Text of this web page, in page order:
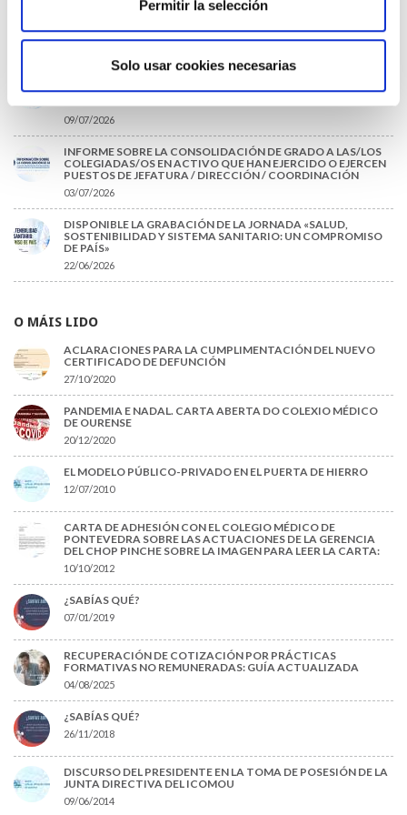
Permitir la selección
Solo usar cookies necesarias
EL AUMENTO DE PRIMAS A MUFACE NO MEJORA LAS
MUTUALISTAS
URGENTES ANTE LA SITUACIÓN CRÍTICA DEL SERVICIO DE
URGENCIAS DEL CHUO
09/07/2026
INFORME SOBRE LA CONSOLIDACIÓN DE GRADO A LAS/LOS
COLEGIADAS/OS EN ACTIVO QUE HAN EJERCIDO O EJERCEN
PUESTOS DE JEFATURA / DIRECCIÓN / COORDINACIÓN
03/07/2026
DISPONIBLE LA GRABACIÓN DE LA JORNADA «SALUD,
SOSTENIBILIDAD Y SISTEMA SANITARIO: UN COMPROMISO
DE PAÍS»
22/06/2026
O MÁIS LIDO
ACLARACIONES PARA LA CUMPLIMENTACIÓN DEL NUEVO
CERTIFICADO DE DEFUNCIÓN
27/10/2020
PANDEMIA E NADAL. CARTA ABERTA DO COLEXIO MÉDICO
DE OURENSE
20/12/2020
EL MODELO PÚBLICO-PRIVADO EN EL PUERTA DE HIERRO
12/07/2010
CARTA DE ADHESIÓN CON EL COLEGIO MÉDICO DE
PONTEVEDRA SOBRE LAS ACTUACIONES DE LA GERENCIA
DEL CHOP PINCHE SOBRE LA IMAGEN PARA LEER LA CARTA:
10/10/2012
¿SABÍAS QUÉ?
07/01/2019
RECUPERACIÓN DE COTIZACIÓN POR PRÁCTICAS
FORMATIVAS NO REMUNERADAS: GUÍA ACTUALIZADA
04/08/2025
¿SABÍAS QUÉ?
26/11/2018
DISCURSO DEL PRESIDENTE EN LA TOMA DE POSESIÓN DE LA
JUNTA DIRECTIVA DEL ICOMOU
09/06/2014